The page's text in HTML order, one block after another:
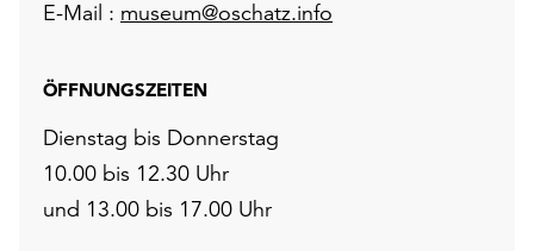
E-Mail : museum@oschatz.info
ÖFFNUNGSZEITEN
Dienstag bis Donnerstag
10.00 bis 12.30 Uhr
und 13.00 bis 17.00 Uhr